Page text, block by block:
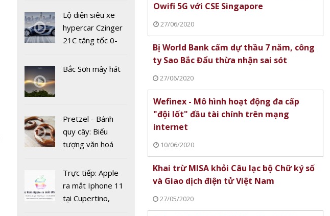
Cổ phiếu VNM
trên đà hồi phục,
1700 tỷ đồng để
hàng tại khu dịch
vụ trong dịch
Covid-19
Lộ diện siêu xe
hypercar Czinger
21C tăng tốc 0-
2 giây
Bắc Sơn mây hát
Pretzel - Bánh
quy cây: Biểu
tượng văn hoá
tranh cãi về nguồn
gốc
Trực tiếp: Apple
ra mắt Iphone 11
tại Cupertino,
Owifi 5G với CSE Singapore
27/06/2020
Bị World Bank cấm dự thầu 7 năm, công
ty Sao Bắc Đẩu thừa nhận sai sót
27/06/2020
Wefinex - Mô hình hoạt động đa cấp
"đội lốt" đầu tài chính trên mạng
internet
10/06/2020
Khai trừ MISA khỏi Câu lạc bộ Chữ ký số
và Giao dịch điện tử Việt Nam
27/05/2020